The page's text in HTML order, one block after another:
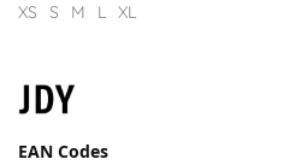
XS S M L XL
EAN Codes